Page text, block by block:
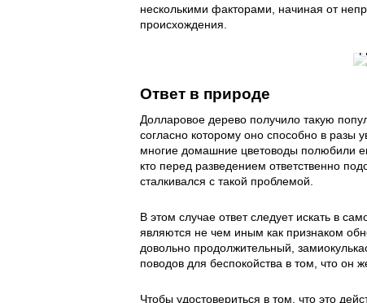
несколькими факторами, начиная от
происхождения.
Ответ в природе
Долларовое дерево получило такую
согласно которому оно способно в разы
многие домашние цветоводы полюбили
кто перед разведением ответственно
сталкивался с такой проблемой.
В этом случае ответ следует искать в
являются не чем иным как признаком
довольно продолжительный,
поводов для беспокойства в том, что он
Чтобы удостовериться в том, что это